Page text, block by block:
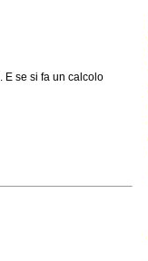
E se si fa un calcolo